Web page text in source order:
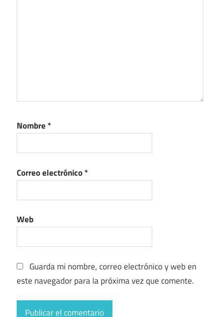
Nombre *
Correo electrónico*
Web
Guarda mi nombre, correo electrónico y web en
este navegador para la próxima vez que comente.